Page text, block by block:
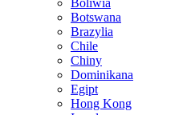
Boliwia
Botswana
Brazylia
Chile
Chiny
Dominikana
Egipt
Hong Kong